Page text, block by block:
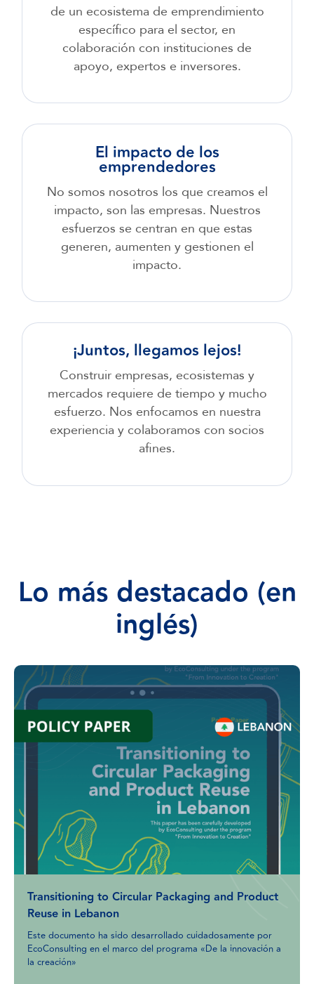
de un ecosistema de emprendimiento
específico para el sector, en
colaboración con instituciones de
apoyo, expertos e inversores.
El impacto de los
emprendedores
No somos nosotros los que creamos el
impacto, son las empresas. Nuestros
esfuerzos se centran en que estas
generen, aumenten y gestionen el
impacto.
¡Juntos, llegamos lejos!
Construir empresas, ecosistemas y
mercados requiere de tiempo y mucho
esfuerzo. Nos enfocamos en nuestra
experiencia y colaboramos con socios
afines.
Lo más destacado (en
inglés)
Transitioning to Circular Packaging and Product
Reuse in Lebanon
Este documento ha sido desarrollado cuidadosamente por
EcoConsulting en el marco del programa «De la innovación a
la creación»